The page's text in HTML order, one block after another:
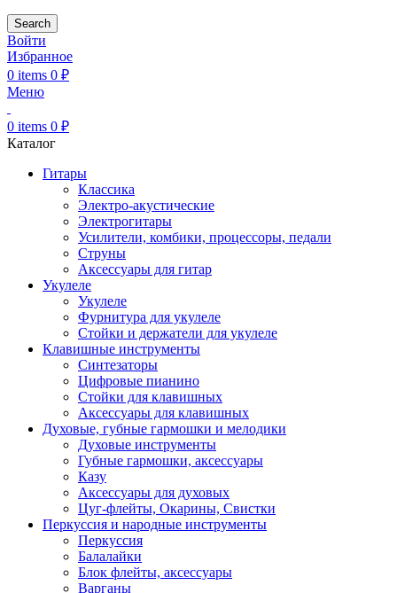
Search
Войти
Избранное
0 items 0 ₽
Меню
0 items 0 ₽
Каталог
Гитары
Классика
Электро-акустические
Электрогитары
Усилители, комбики, процессоры, педали
Струны
Аксессуары для гитар
Укулеле
Укулеле
Фурнитура для укулеле
Стойки и держатели для укулеле
Клавишные инструменты
Синтезаторы
Цифровые пианино
Стойки для клавишных
Аксессуары для клавишных
Духовые, губные гармошки и мелодики
Духовые инструменты
Губные гармошки, аксессуары
Казу
Аксессуары для духовых
Цуг-флейты, Окарины, Свистки
Перкуссия и народные инструменты
Перкуссия
Балалайки
Блок флейты, аксессуары
Варганы